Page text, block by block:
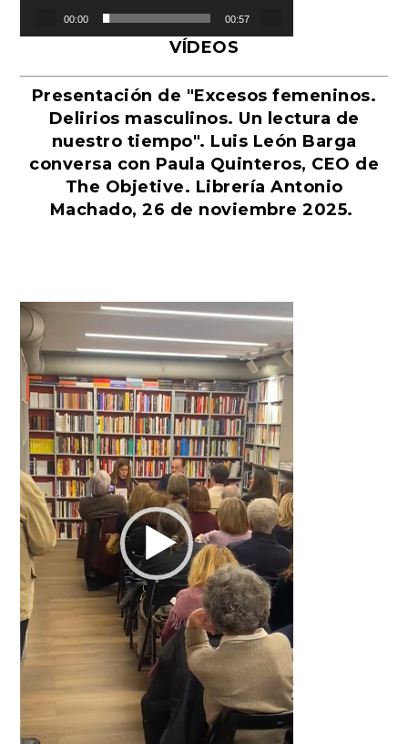
00:00 00:57
VÍDEOS
Presentación de "Excesos femeninos.
Delirios masculinos. Un lectura de
nuestro tiempo". Luis León Barga
conversa con Paula Quinteros, CEO de
The Objetive. Librería Antonio
Machado, 26 de noviembre 2025.
Reproductor
de
vídeo